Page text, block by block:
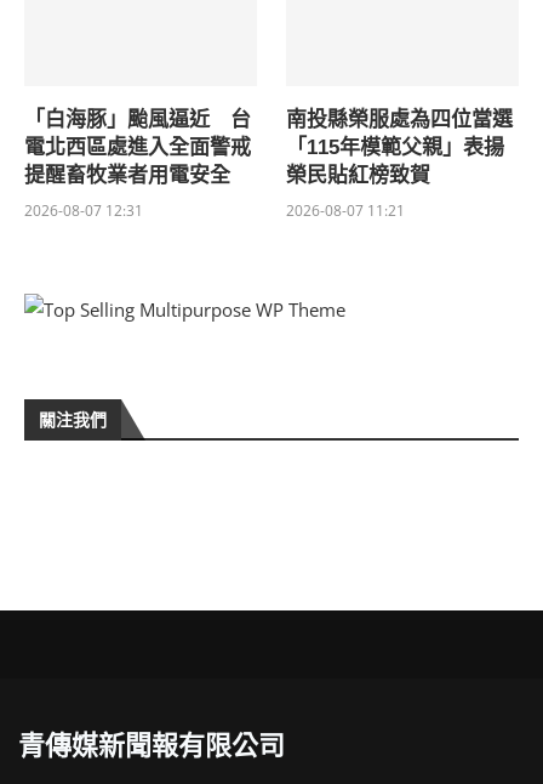
「白海豚」颱風逼近 台
電北西區處進入全面警戒
提醒畜牧業者用電安全
2026-08-07 12:31
南投縣榮服處為四位當選
「115年模範父親」表揚
榮民貼紅榜致賀
2026-08-07 11:21
關注我們
青傳媒新聞報有限公司